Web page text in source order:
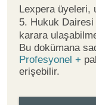
Lexpera üyeleri,
5. Hukuk
karara
Bu dokümana
Profesyonel +
erişebilir.